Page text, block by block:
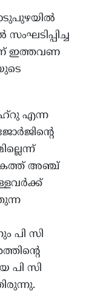
ഇത്തവണ
എന്ന
അഞ്ച്
പി സി
പി സി